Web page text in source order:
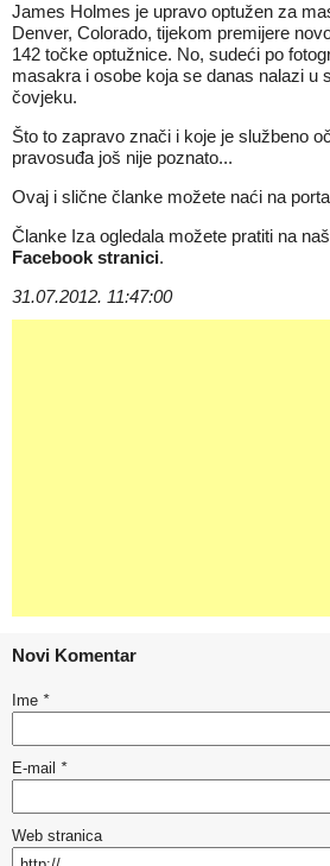
James Holmes je upravo optužen za
Denver, Colorado, tijekom premijere
142 točke optužnice. No, sudeći po
masakra i osobe koja se danas nalazi u
čovjeku.
Što to zapravo znači i koje je službeno
pravosuđa još nije poznato...
Ovaj i slične članke možete naći na
Članke Iza ogledala možete pratiti na
Facebook stranici.
31.07.2012. 11:47:00
Novi Komentar
Ime *
E-mail *
Web stranica